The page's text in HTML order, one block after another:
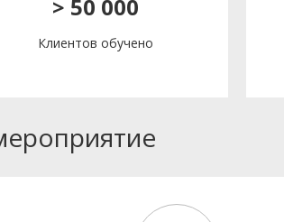
> 50 000
Клиентов обучено